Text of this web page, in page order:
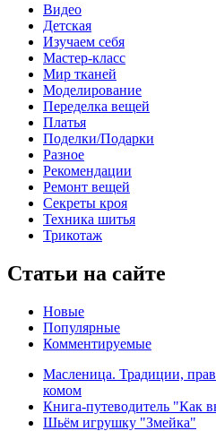
Видео
Детская
Изучаем себя
Мастер-класс
Мир тканей
Моделирование
Переделка вещей
Платья
Поделки/Подарки
Разное
Рекомендации
Ремонт вещей
Секреты кроя
Техника шитья
Трикотаж
Статьи на сайте
Новые
Популярные
Комментируемые
Масленица. Традиции,
комом
Книга-путеводитель "Как
Шьём игрушку "Змейка"